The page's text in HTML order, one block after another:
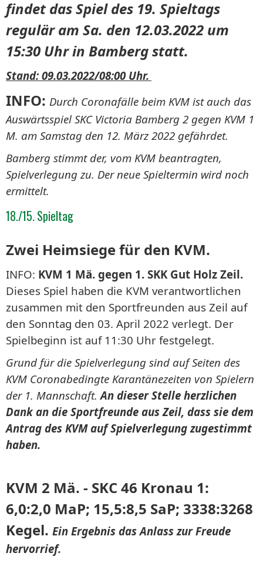
findet das Spiel des 19. Spieltags
regulär am Sa. den 12.03.2022 um
15:30 Uhr in Bamberg statt.
Stand: 09.03.2022/08:00 Uhr.
INFO: Durch Coronafälle beim KVM ist auch das
Auswärtsspiel SKC Victoria Bamberg 2 gegen KVM 1
M. am Samstag den 12. März 2022 gefährdet.
Bamberg stimmt der, vom KVM beantragten,
Spielverlegung zu. Der neue Spieltermin wird noch
ermittelt.
18./15. Spieltag
Zwei Heimsiege für den KVM.
INFO: KVM 1 Mä. gegen 1. SKK Gut Holz Zeil.
Dieses Spiel haben die KVM verantwortlichen
zusammen mit den Sportfreunden aus Zeil auf
den Sonntag den 03. April 2022 verlegt. Der
Spielbeginn ist auf 11:30 Uhr festgelegt.
Grund für die Spielverlegung sind auf Seiten des
KVM Coronabedingte Karantänezeiten von Spielern
der 1. Mannschaft.An dieser Stelle herzlichen
Dank an die Sportfreunde aus Zeil, dass sie dem
Antrag des KVM auf Spielverlegung zugestimmt
haben.
KVM 2 Mä. - SKC 46 Kronau 1:
6,0:2,0 MaP; 15,5:8,5 SaP; 3338:3268
Kegel. Ein Ergebnis das Anlass zur Freude
hervorrief.